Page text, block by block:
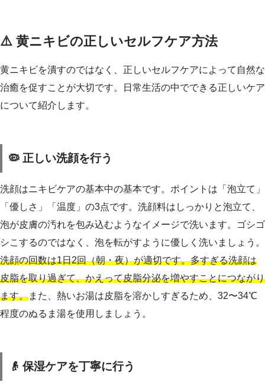
⚠️ 黄ニキビの正しいセルフケア方法
黄ニキビを潰すのではなく、正しいセルフケアによって自然な
治癒を促すことが大切です。日常生活の中でできる正しいケア
について紹介します。
🦠 正しい洗顔を行う
洗顔はニキビケアの基本中の基本です。ポイントは「泡立て」
「優しさ」「温度」の3点です。洗顔料はしっかりと泡立て、
泡が皮膚の汚れを包み込むようなイメージで洗います。ゴシゴ
シこするのではなく、泡を転がすように優しく洗いましょう。
洗顔の回数は1日2回（朝・夜）が適切です。多すぎる洗顔は
皮脂を取り過ぎて、かえって皮脂分泌を増やすことにつながり
ます。また、熱いお湯は皮脂を溶かしすぎるため、32〜34℃
程度のぬるま湯を使用しましょう。
👴 保湿ケアを丁寧に行う